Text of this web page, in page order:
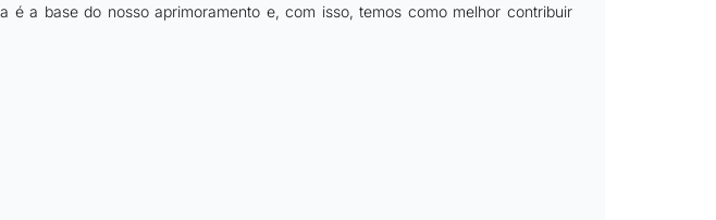
é a base do nosso aprimoramento e, com isso, temos como melhor contribuir